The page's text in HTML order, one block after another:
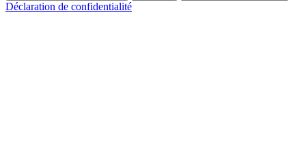
Déclaration de confidentialité